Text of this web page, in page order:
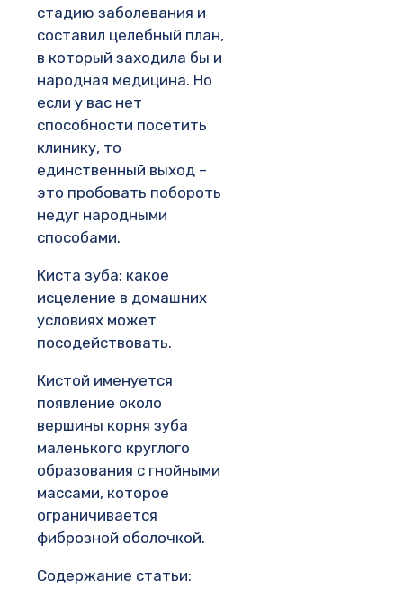
стадию заболевания и
составил целебный план,
в который заходила бы и
народная медицина. Но
если у вас нет
способности посетить
клинику, то
единственный выход –
это пробовать побороть
недуг народными
способами.
Киста зуба: какое
исцеление в домашних
условиях может
посодействовать.
Кистой именуется
появление около
вершины корня зуба
маленького круглого
образования с гнойными
массами, которое
ограничивается
фиброзной оболочкой.
Содержание статьи: